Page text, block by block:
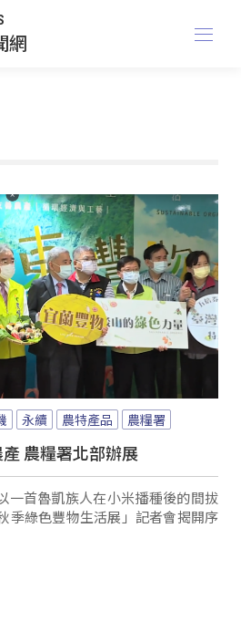
網
永續 農特產品 農糧署
農糧署北部辦展
一首魯凱族人在小米播種後的間拔
季綠色豐物生活展」記者會揭開序